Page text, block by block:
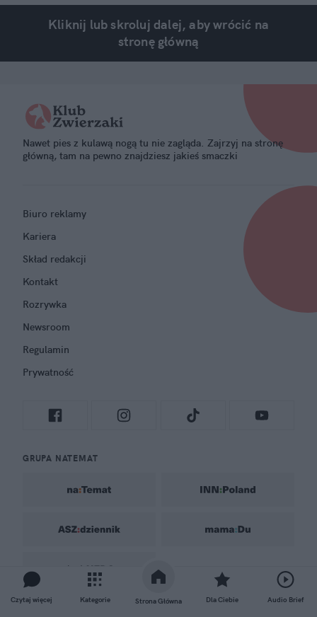
Czytaj więcej Kategorie Strona Główna Dla Ciebie Audio Brief
Kliknij lub skroluj dalej, aby wrócić na
stronę główną
Nawet pies z kulawą nogą tu nie zagląda. Zajrzyj na stronę
główną, tam na pewno znajdziesz jakieś smaczki
Biuro reklamy
Kariera
Skład redakcji
Kontakt
Rozrywka
Newsroom
Regulamin
Prywatność
GRUPA NATEMAT